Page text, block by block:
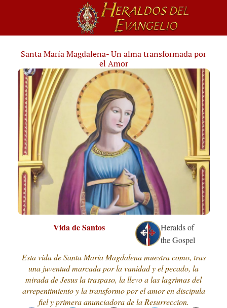
Santa María Magdalena- Un alma transformada por
el Amor
Vida de Santos
Heralds of
the Gospel
Esta vida de Santa Maria Magdalena muestra como, tras
una juventud marcada por la vanidad y el pecado, la
mirada de Jesus la traspaso, la llevo a las lagrimas del
arrepentimiento y la transformo por el amor en discipula
fiel y primera anunciadora de la Resurreccion.